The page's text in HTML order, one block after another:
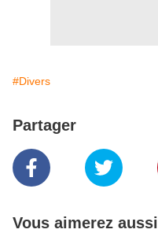
#Divers
Partager
Vous aimerez aussi